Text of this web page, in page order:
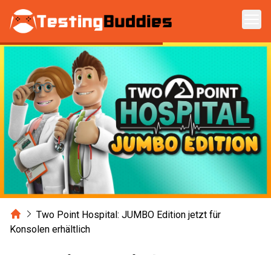
Zum Hauptinhalt springen
HomeTwo Point Hospital: JUMBO Edition jetzt für
Konsolen erhältlich